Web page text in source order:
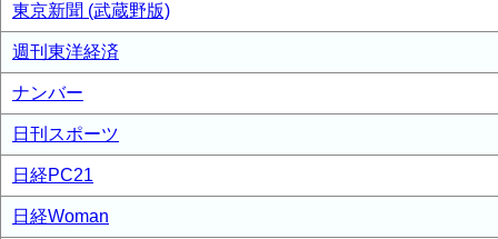
東京新聞 (武蔵野版)
週刊東洋経済
ナンバー
日刊スポーツ
日経PC21
日経Woman